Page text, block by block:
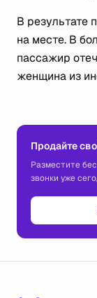
В результате
на месте. В
пассажир
женщина из
Продайте
Разместите
звонки уже